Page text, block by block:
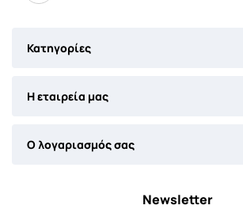
Κατηγορίες
Η εταιρεία μας
Ο λογαριασμός σας
Newsletter